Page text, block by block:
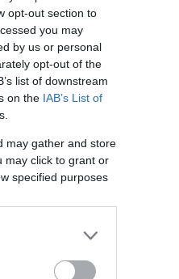
opt-out section to
you may
by us or personal
opt-out of the
list of downstream
on the IAB’s List of
may gather and store
may click to grant or
specified purposes